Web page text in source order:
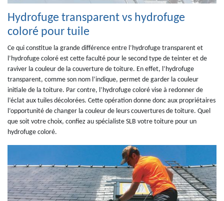
Hydrofuge transparent vs hydrofuge
coloré pour tuile
Ce qui constitue la grande différence entre l’hydrofuge transparent et
l’hydrofuge coloré est cette faculté pour le second type de teinter et de
raviver la couleur de la couverture de toiture. En effet, l’hydrofuge
transparent, comme son nom l’indique, permet de garder la couleur
initiale de la toiture. Par contre, l’hydrofuge coloré vise à redonner de
l’éclat aux tuiles décolorées. Cette opération donne donc aux propriétaires
l’opportunité de changer la couleur de leurs couvertures de toiture. Quel
que soit votre choix, confiez au spécialiste SLB votre toiture pour un
hydrofuge coloré.